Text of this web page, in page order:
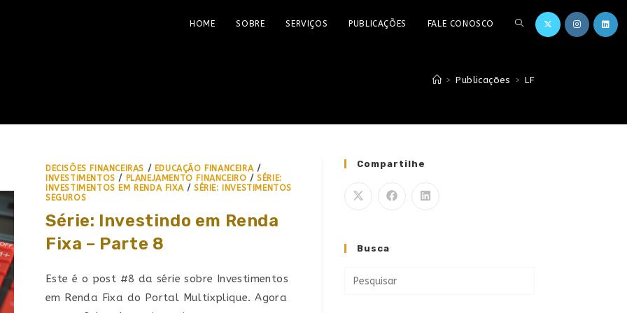
HOME SOBRE SERVIÇOS PUBLICAÇÕES FALE CONOSCO
> Publicações > LF
DECISÕES FINANCEIRAS / EDUCAÇÃO FINANCEIRA/
INVESTIMENTOS / PLANEJAMENTO FINANCEIRO /SÉRIE:
INVESTIMENTOS EM RENDA FIXA/ SÉRIE: INVESTIMENTOS
SEGUROS
Série: Investindo em Renda
Fixa – Parte 8
Este é o post #8 da série sobre Investimentos
em Renda Fixa do Portal Multixplique. Agora
Compartilhe
Busca